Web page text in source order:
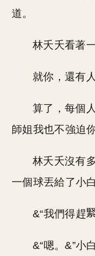
道。
林夭夭看著
就你，還有
算了，每個
師姐我也不強迫你
林夭夭沒有
一個球丟給了小白
&“我們得趕
&“嗯。&”小